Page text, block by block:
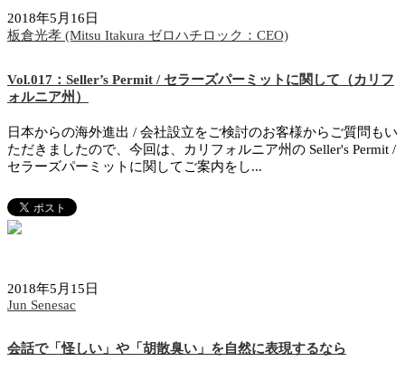
2018年5月16日
板倉光孝 (Mitsu Itakura ゼロハチロック：CEO)
Vol.017：Seller’s Permit / セラーズパーミットに関して（カリフ
ォルニア州）
日本からの海外進出 / 会社設立をご検討のお客様からご質問もい
ただきましたので、今回は、カリフォルニア州の Seller's Permit /
セラーズパーミットに関してご案内をし...
2018年5月15日
Jun Senesac
会話で「怪しい」や「胡散臭い」を自然に表現するなら